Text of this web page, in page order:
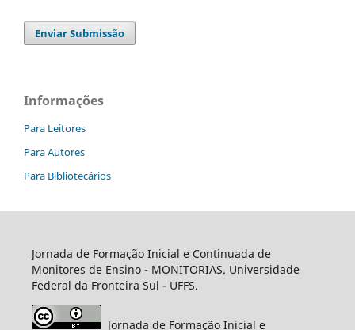
Enviar Submissão
Informações
Para Leitores
Para Autores
Para Bibliotecários
Jornada de Formação Inicial e Continuada de
Monitores de Ensino - MONITORIAS. Universidade
Federal da Fronteira Sul - UFFS.
Jornada de Formação Inicial e